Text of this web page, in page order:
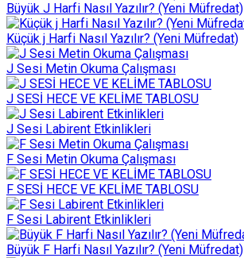
Büyük J Harfi Nasıl Yazılır? (Yeni Müfredat)
Küçük j Harfi Nasıl Yazılır? (Yeni Müfredat)
J Sesi Metin Okuma Çalışması
J SESİ HECE VE KELİME TABLOSU
J Sesi Labirent Etkinlikleri
F Sesi Metin Okuma Çalışması
F SESİ HECE VE KELİME TABLOSU
F Sesi Labirent Etkinlikleri
Büyük F Harfi Nasıl Yazılır? (Yeni Müfredat)